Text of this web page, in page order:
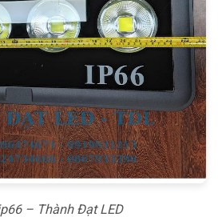
– Thành Đạt LED